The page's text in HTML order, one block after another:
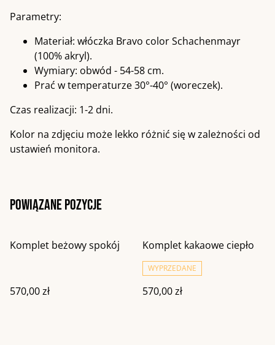
Parametry:
Materiał: włóczka Bravo color Schachenmayr
(100% akryl).
Wymiary: obwód - 54-58 cm.
Prać w temperaturze 30°-40° (woreczek).
Czas realizacji: 1-2 dni.
Kolor na zdjęciu może lekko różnić się w zależności od
ustawień monitora.
Powiązane pozycje
Komplet beżowy spokój
570,00 zł
Komplet kakaowe ciepło
WYPRZEDANE
570,00 zł